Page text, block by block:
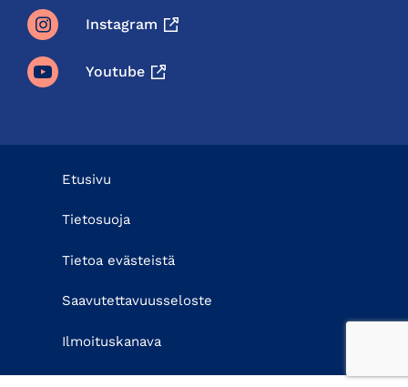
Instagram
Youtube
Etusivu
Tietosuoja
Tietoa evästeistä
Saavutettavuusseloste
Ilmoituskanava